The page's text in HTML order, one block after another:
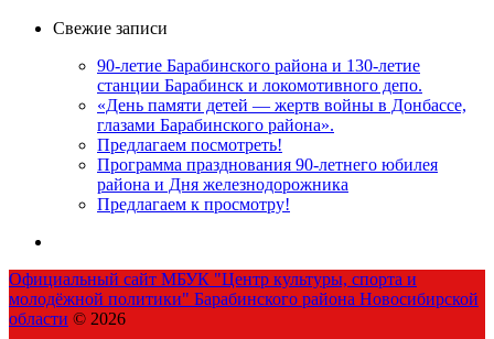
Свежие записи
90-летие Барабинского района и 130-летие
станции Барабинск и локомотивного депо.
«День памяти детей — жертв войны в Донбассе,
глазами Барабинского района».
Предлагаем посмотреть!
Программа празднования 90-летнего юбилея
района и Дня железнодорожника
Предлагаем к просмотру!
Официальный сайт МБУК "Центр культуры, спорта и
молодёжной политики" Барабинского района Новосибирской
области © 2026